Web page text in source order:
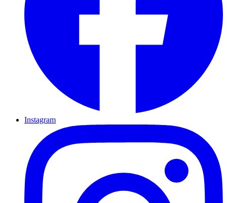
Instagram